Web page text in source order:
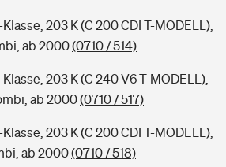
203 K (C 200 CDI T-MODELL),
ab 2000(0710 / 514)
203 K (C 240 V6 T-MODELL),
ab 2000(0710 / 517)
203 K (C 200 CDI T-MODELL),
ab 2000(0710 / 518)